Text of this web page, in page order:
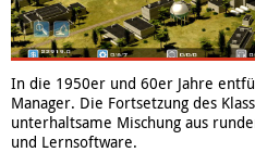
In die 1950er und 60er Jahre
Manager. Die Fortsetzung des
unterhaltsame Mischung aus
und Lernsoftware.